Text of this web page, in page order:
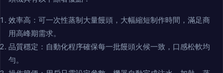
效率高：可一次性蒸制大量饅頭，大幅縮短制作時間，滿足商
用高峰期需求。
品質穩定：自動化程序確保每一批饅頭火候一致，口感松軟均
勻。